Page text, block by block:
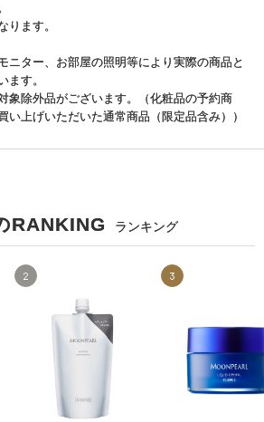
ります。
ニター、お部屋の照明等により実際の商品と
ます。
象除外品がございます。（化粧品の予約商
い上げいただいた通常商品（限定品含み））
RANKING ランキング
2 3